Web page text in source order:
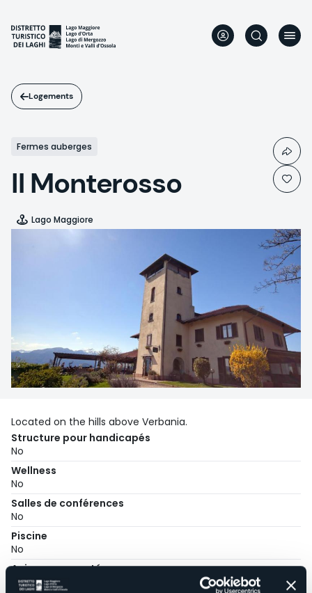
contenu
principal
Logements
Fermes auberges
Il Monterosso
Lago Maggiore
Located on the hills above Verbania.
Structure pour handicapés
No
Wellness
No
Salles de conférences
No
Piscine
No
Animaux acceptés
Sì